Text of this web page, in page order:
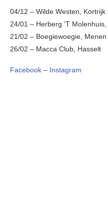
04/12 – Wilde Westen, Kortrijk
24/01 – Herberg ‘T
21/02 – Boegiewoegie, Menen
26/02 – Macca Club, Hasselt
Facebook – Instagram